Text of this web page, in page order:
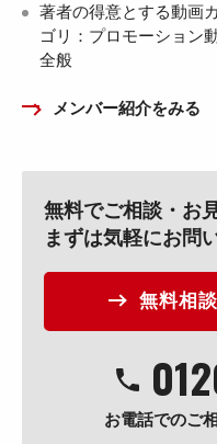
著者の得意とする動画
ゴリ：プロモーション
全般
メンバー紹介をみる
無料でご相談・お
まずは気軽にお問
無料相
お電話でのご